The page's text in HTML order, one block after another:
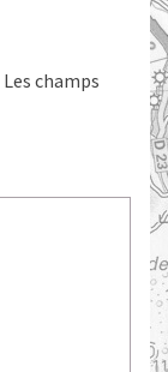
Les champs